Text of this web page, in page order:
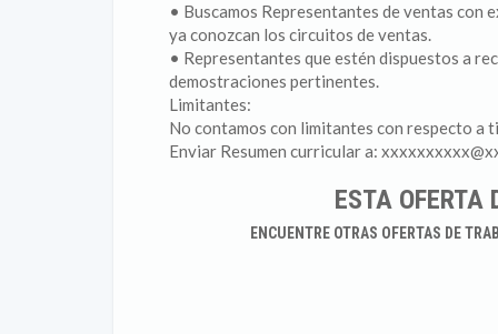
• Buscamos Representantes de ventas con
ya conozcan los circuitos de ventas.
• Representantes que estén dispuestos a
demostraciones pertinentes.
Limitantes:
No contamos con limitantes con respecto a
Enviar Resumen curricular a:
ESTA OFERTA
ENCUENTRE OTRAS OFERTAS DE